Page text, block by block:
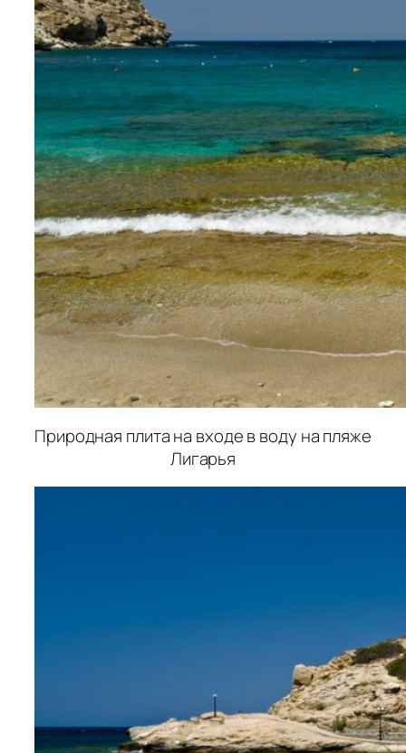
Природная плита на входе в воду на пляже
Лигарья